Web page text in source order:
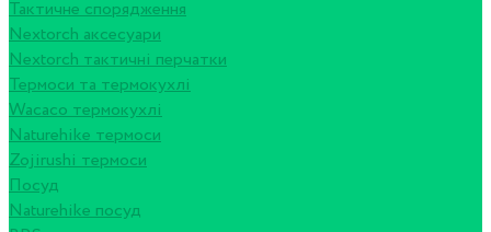
Тактичне спорядження
Nextorch аксесуари
Nextorch тактичні перчатки
Термоси та термокухлі
Wacaco термокухлі
Naturehike термоси
Zojirushi термоси
Посуд
Naturehike посуд